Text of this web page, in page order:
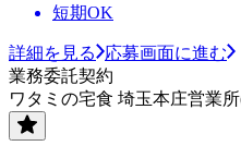
短期OK
詳細を見る
応募画面に進む
業務委託契約
ワタミの宅食 埼玉本庄営業